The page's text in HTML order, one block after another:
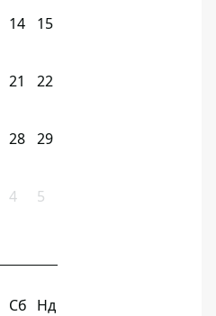
14 15
21 22
28 29
4 5
Сб Нд